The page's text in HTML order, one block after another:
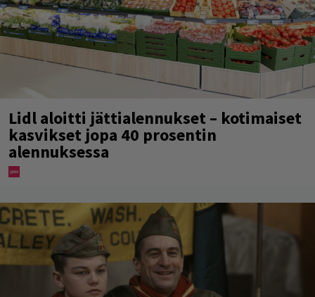
Lidl aloitti jättialennukset – kotimaiset
kasvikset jopa 40 prosentin
alennuksessa